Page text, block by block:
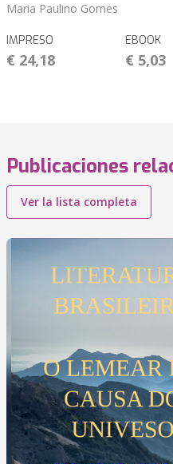
Maria Paulino Gomes
IMPRESO
€ 24,18
EBOOK
€ 5,03
Publicaciones
Ver la lista completa